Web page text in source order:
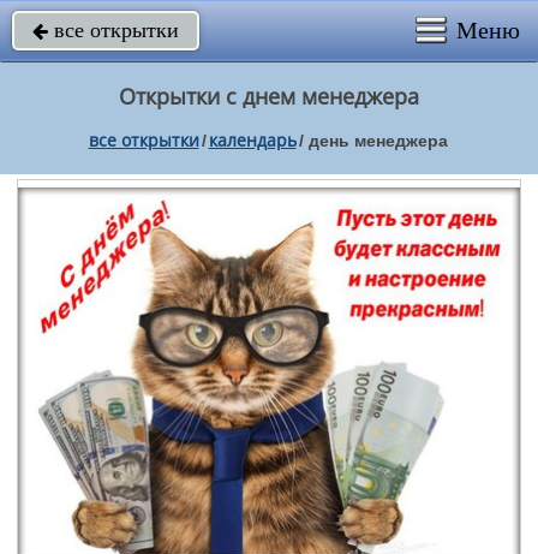
 все открытки Меню
Открытки с днем менеджера
все открытки/ календарь/ день менеджера